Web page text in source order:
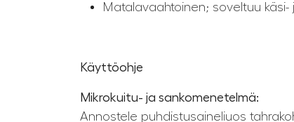
Matalavaahtoinen; soveltuu
Käyttöohje
Mikrokuitu- ja sankomenetelmä:
Annostele puhdistusaineliuos